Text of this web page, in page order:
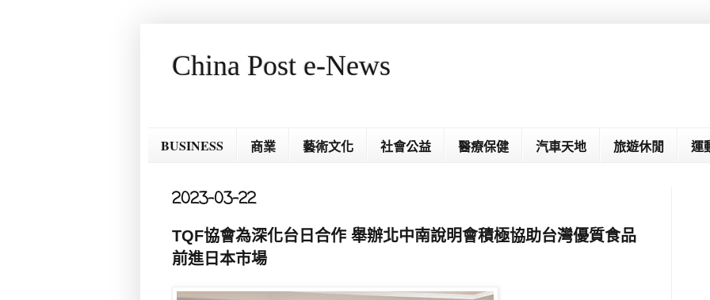
China Post e-News
BUSINESS 商業 藝術文化 社會公益 醫療保健 汽車天地 旅遊休閒 運
2023-03-22
TQF協會為深化台日合作 舉辦北中南說明會積極協助台灣優質食品
前進日本市場